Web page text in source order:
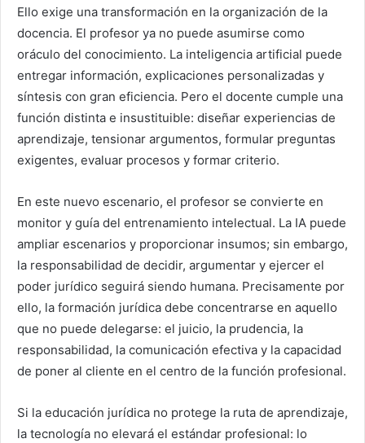
Ello exige una transformación en la organización de la
docencia. El profesor ya no puede asumirse como
oráculo del conocimiento. La inteligencia artificial puede
entregar información, explicaciones personalizadas y
síntesis con gran eficiencia. Pero el docente cumple una
función distinta e insustituible: diseñar experiencias de
aprendizaje, tensionar argumentos, formular preguntas
exigentes, evaluar procesos y formar criterio.
En este nuevo escenario, el profesor se convierte en
monitor y guía del entrenamiento intelectual. La IA puede
ampliar escenarios y proporcionar insumos; sin embargo,
la responsabilidad de decidir, argumentar y ejercer el
poder jurídico seguirá siendo humana. Precisamente por
ello, la formación jurídica debe concentrarse en aquello
que no puede delegarse: el juicio, la prudencia, la
responsabilidad, la comunicación efectiva y la capacidad
de poner al cliente en el centro de la función profesional.
Si la educación jurídica no protege la ruta de aprendizaje,
la tecnología no elevará el estándar profesional: lo